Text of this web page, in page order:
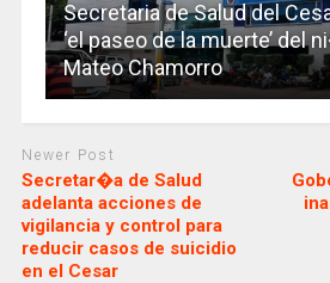
Secretaria de Salud del
‘el paseo de la muerte’ del
Mateo Chamorro
Newer Post
Secretar�a de Salud
adelanta acciones de
vigilancia y control para
reducir casos de suicidio
en el Cesar